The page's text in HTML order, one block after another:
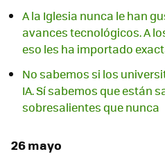
A la Iglesia nunca le han
avances tecnológicos. A
eso les ha importado
No sabemos si los
IA. Sí sabemos que están
sobresalientes que nunca
26 mayo